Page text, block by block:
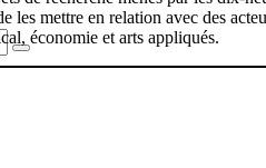
les mettre en relation avec des
économie et arts appliqués.